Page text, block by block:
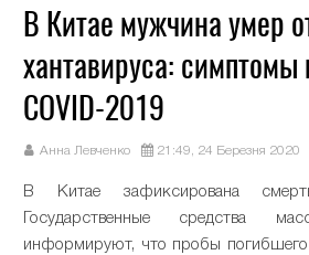
В Китае мужчина умер
хантавируса: симптомы
COVID-2019
Анна Левченко 21:49, 24 Березня 2020
В Китае зафиксирована
Государственные средства
информируют, что пробы